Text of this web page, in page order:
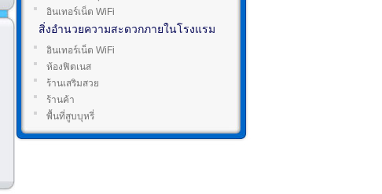
อินเทอร์เน็ต WiFi
สิ่งอำนวยความสะดวกภายในโรงแรม
อินเทอร์เน็ต WiFi
ห้องฟิตเนส
ร้านเสริมสวย
ร้านค้า
พื้นที่สูบบุหรี่